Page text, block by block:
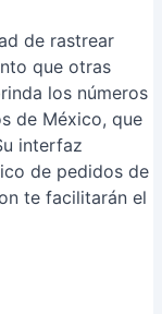
de rastrear
que otras
los números
de México, que
interfaz
de pedidos de
te facilitarán el